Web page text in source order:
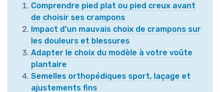
Comprendre pied plat ou pied creux avant
de choisir ses crampons
Impact d’un mauvais choix de crampons sur
les douleurs et blessures
Adapter le choix du modèle à votre voûte
plantaire
Semelles orthopédiques sport, laçage et
ajustements fins